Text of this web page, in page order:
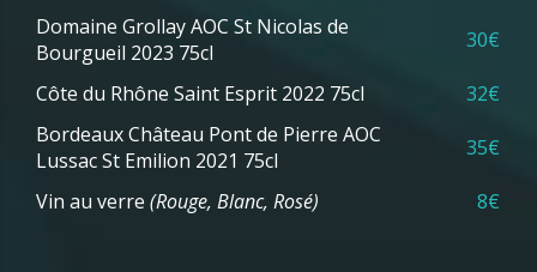
Domaine Grollay AOC St Nicolas de
Bourgueil 2023 75cl
30€
Côte du Rhône Saint Esprit 2022 75cl
32€
Bordeaux Château Pont de Pierre AOC
Lussac St Emilion 2021 75cl
35€
Vin au verre(Rouge, Blanc, Rosé) 8€